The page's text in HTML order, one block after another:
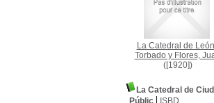
La Catedral de León
Torbado y Flores,
([1920])
La Catedral de
Públic
ISBD